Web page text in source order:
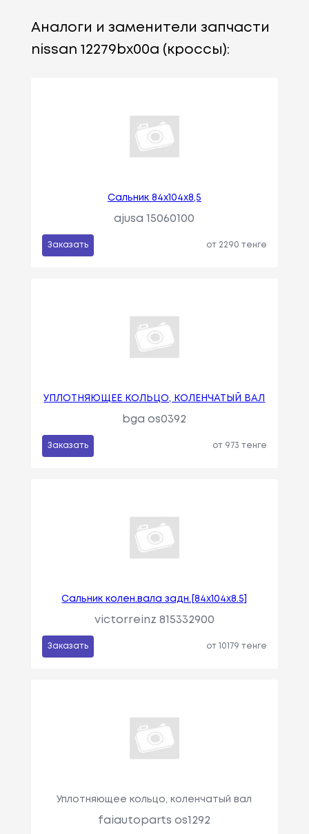
Аналоги и заменители запчасти
nissan 12279bx00a (кроссы):
Сальник 84x104x8,5
ajusa 15060100
Заказать от 2290 тенге
УПЛОТНЯЮЩЕЕ КОЛЬЦО, КОЛЕНЧАТЫЙ ВАЛ
bga os0392
Заказать от 973 тенге
Сальник колен.вала задн.[84x104x8.5]
victorreinz 815332900
Заказать от 10179 тенге
Уплотняющее кольцо, коленчатый вал
faiautoparts os1292